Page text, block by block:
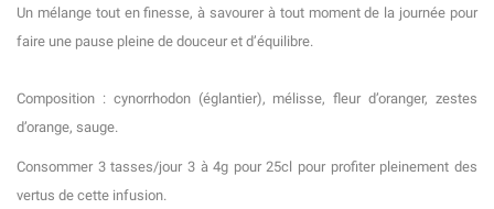
Un mélange tout en finesse, à savourer à tout moment de la journée pour
faire une pause pleine de douceur et d’équilibre.
Composition : cynorrhodon (églantier), mélisse, fleur d’oranger, zestes
d’orange, sauge.
Consommer 3 tasses/jour 3 à 4g pour 25cl pour profiter pleinement des
vertus de cette infusion.